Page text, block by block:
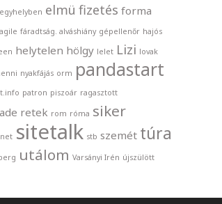
egyhelyben elmü fizetés forma
fáradtság. alváshiány gépellenőr hajós
helytelen hölgy lelet Lizi lovak
nyakfájás orm pandastart
patron piszoár ragasztott
retek rom róma siker
sitetalk stb szemét túra
utálom Varsányi Irén újszülött